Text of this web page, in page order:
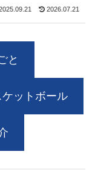
2026.07.21
と
ケットボール